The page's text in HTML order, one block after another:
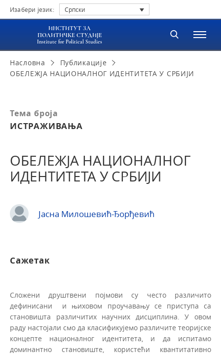
Изабери језик: Српски
ИНСТИТУТ ЗА
ПОЛИТИЧКЕ СТУДИЈЕ
Institute for Political Studies
Насловна
Публикације
ОБЕЛЕЖЈА НАЦИОНАЛНОГ ИДЕНТИТЕТА У СРБИЈИ
Тема броја
ИСТРАЖИВАЊА
ОБЕЛЕЖЈА НАЦИОНАЛНОГ
ИДЕНТИТЕТА У СРБИЈИ
Јасна Милошевић-Ђорђевић
Сажетак
Сложени друштвени појмови су често различито
дефинисани и њиховом проучавању се приступа са
становишта различитих научних дисциплина. У овом
раду настојали смо да класификујемо различите теоријске
концепте националног идентитета, и да испитамо
доминантно становиште, користећи квантитативно